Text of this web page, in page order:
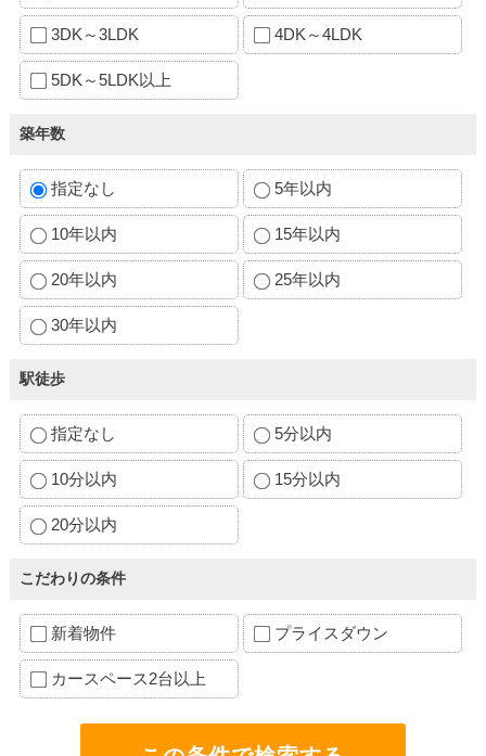
3DK～3LDK 4DK～4LDK
5DK～5LDK以上
築年数
指定なし 5年以内
10年以内 15年以内
20年以内 25年以内
30年以内
駅徒歩
指定なし 5分以内
10分以内 15分以内
20分以内
こだわりの条件
新着物件 プライスダウン
カースペース2台以上